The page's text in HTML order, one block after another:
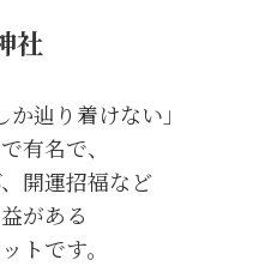
社
か辿り着けない」
有名で、
開運招福など
がある
トです。